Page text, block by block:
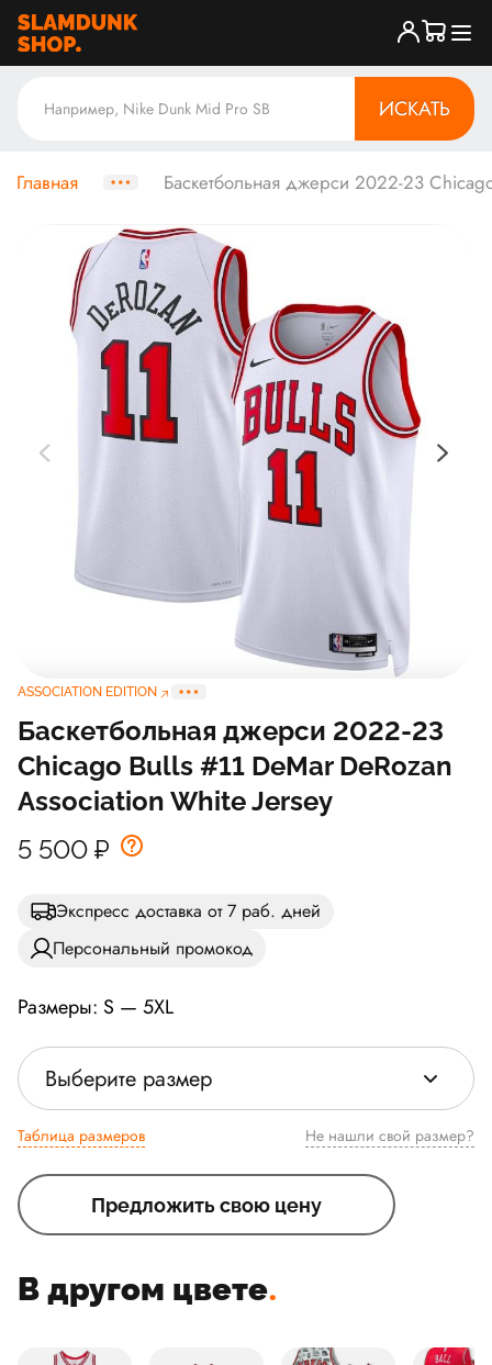
ИСКАТЬ
Главная Баскетбольная джерси 2022-23
ASSOCIATION EDITION
Баскетбольная джерси 2022-23
Chicago Bulls #11 DeMar DeRozan
Association White Jersey
5 500 ₽
Экспресс доставка от 7 раб. дней
Персональный промокод
Размеры: S — 5XL
Выберите размер
Таблица размеров Не нашли свой размер?
Предложить свою цену
В другом цвете.